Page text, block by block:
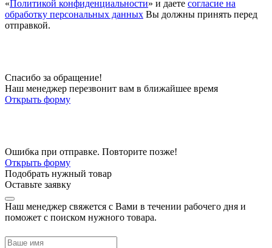
«Политикой конфиденциальности» и даете согласие на
обработку персональных данных Вы должны принять перед
отправкой.
Спасибо за обращение!
Наш менеджер перезвонит вам в ближайшее время
Открыть форму
Ошибка при отправке. Повторите позже!
Открыть форму
Подобрать нужный товар
Оставьте заявку
Наш менеджер свяжется с Вами в течении рабочего дня и
поможет с поиском нужного товара.